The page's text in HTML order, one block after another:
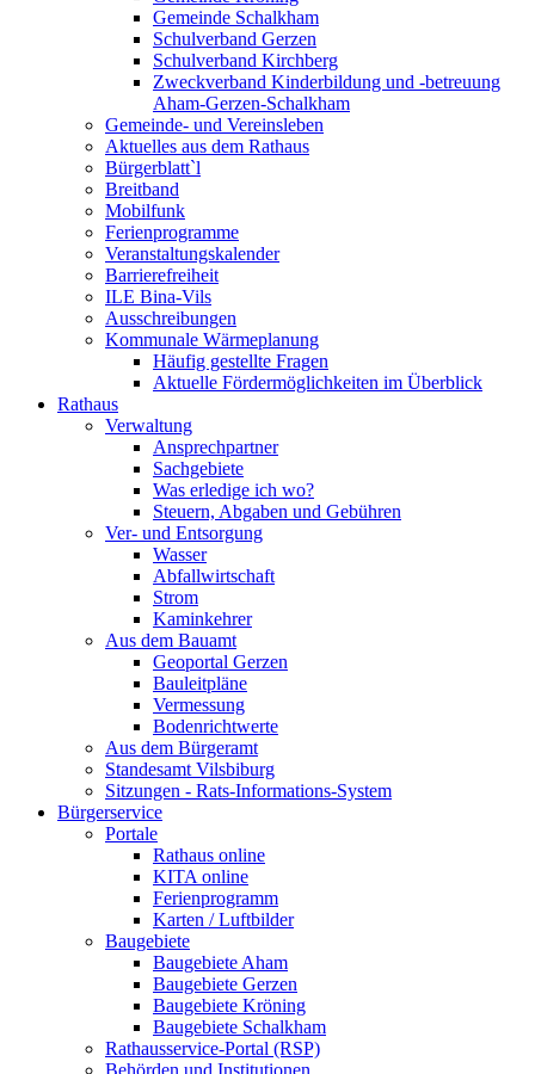
Gemeinde Schalkham
Schulverband Gerzen
Schulverband Kirchberg
Zweckverband Kinderbildung und -betreuung
Aham-Gerzen-Schalkham
Gemeinde- und Vereinsleben
Aktuelles aus dem Rathaus
Bürgerblatt`l
Breitband
Mobilfunk
Ferienprogramme
Veranstaltungskalender
Barrierefreiheit
ILE Bina-Vils
Ausschreibungen
Kommunale Wärmeplanung
Häufig gestellte Fragen
Aktuelle Fördermöglichkeiten im Überblick
Rathaus
Verwaltung
Ansprechpartner
Sachgebiete
Was erledige ich wo?
Steuern, Abgaben und Gebühren
Ver- und Entsorgung
Wasser
Abfallwirtschaft
Strom
Kaminkehrer
Aus dem Bauamt
Geoportal Gerzen
Bauleitpläne
Vermessung
Bodenrichtwerte
Aus dem Bürgeramt
Standesamt Vilsbiburg
Sitzungen - Rats-Informations-System
Bürgerservice
Portale
Rathaus online
KITA online
Ferienprogramm
Karten / Luftbilder
Baugebiete
Baugebiete Aham
Baugebiete Gerzen
Baugebiete Kröning
Baugebiete Schalkham
Rathausservice-Portal (RSP)
Behörden und Institutionen